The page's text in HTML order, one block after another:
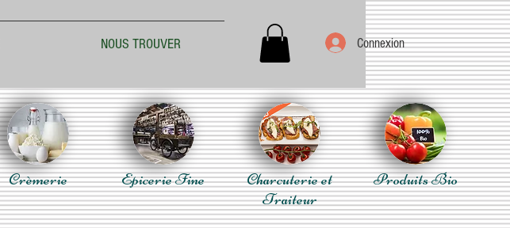
NOUS TROUVER Connexion
Crèmerie Epicerie Fine
Charcuterie et
Traiteur
Produits Bio